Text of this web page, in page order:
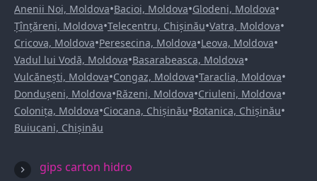
Anenii Noi, Moldova•Bacioi, Moldova•Glodeni, Moldova•
Țînțăreni, Moldova•Telecentru, Chișinău•Vatra, Moldova•
Cricova, Moldova•Peresecina, Moldova•Leova, Moldova•
Vadul lui Vodă, Moldova•Basarabeasca, Moldova•
Vulcănești, Moldova•Congaz, Moldova•Taraclia, Moldova•
Dondușeni, Moldova•Răzeni, Moldova•Criuleni, Moldova•
Colonița, Moldova•Ciocana, Chișinău•Botanica, Chișinău•
Buiucani, Chișinău
gips carton hidro